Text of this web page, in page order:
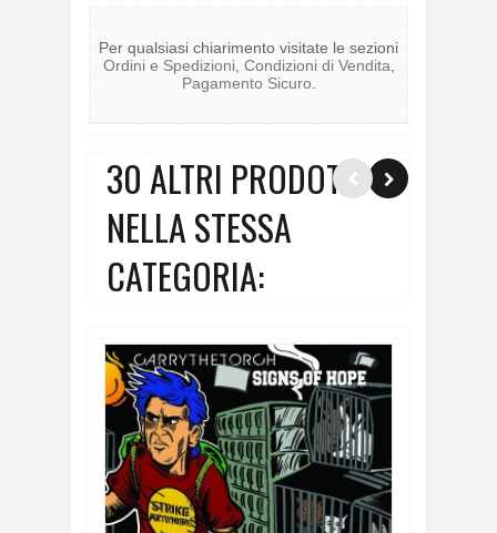
Per qualsiasi chiarimento visitate le sezioni
Ordini e Spedizioni, Condizioni di Vendita,
Pagamento Sicuro.
30 ALTRI PRODOTTI
NELLA STESSA
CATEGORIA: